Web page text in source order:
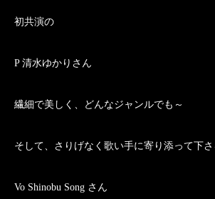
初共演の
P 清水ゆかりさん
繊細で美しく、どんなジャンルでも～
そして、さりげなく歌い手に寄り添って下
Vo Shinobu Song さん